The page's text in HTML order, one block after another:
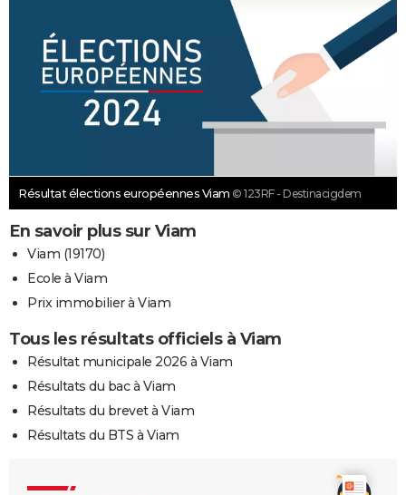
Résultat élections européennes Viam © 123RF - Destinacigdem
En savoir plus sur Viam
Viam (19170)
Ecole à Viam
Prix immobilier à Viam
Tous les résultats officiels à Viam
Résultat municipale 2026 à Viam
Résultats du bac à Viam
Résultats du brevet à Viam
Résultats du BTS à Viam